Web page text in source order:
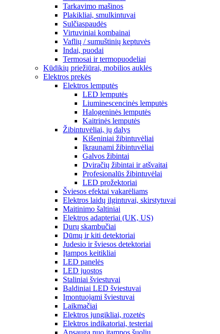
Tarkavimo mašinos
Plakikliai, smulkintuvai
Sulčiaspaudės
Virtuviniai kombainai
Vaflių / sumuštinių keptuvės
Indai, puodai
Termosai ir termopuodeliai
Kūdikių priežiūrai, mobilios auklės
Elektros prekės
Elektros lemputės
LED lemputės
Liuminescencinės lemputės
Halogeninės lemputės
Kaitrinės lemputės
Žibintuvėliai, jų dalys
Kišeniniai žibintuvėliai
Įkraunami žibintuvėliai
Galvos žibintai
Dviračių žibintai ir atšvaitai
Profesionalūs žibintuvėlai
LED prožektoriai
Šviesos efektai vakarėliams
Elektros laidų ilgintuvai, skirstytuvai
Maitinimo šaltiniai
Elektros adapteriai (UK, US)
Durų skambučiai
Dūmų ir kiti detektoriai
Judesio ir šviesos detektoriai
Įtampos keitikliai
LED panelės
LED juostos
Staliniai šviestuvai
Baldiniai LED šviestuvai
Įmontuojami šviestuvai
Laikmačiai
Elektros jungikliai, rozetės
Elektros indikatoriai, testeriai
Apsauga nuo įtampos šuolių